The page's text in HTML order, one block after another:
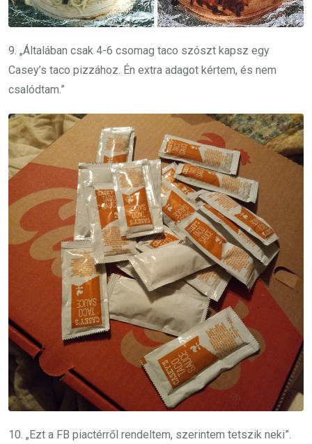
9. „Általában csak 4-6 csomag taco szószt kapsz egy
Casey’s taco pizzához. Én extra adagot kértem, és nem
csalódtam.”
10. „Ezt a FB piactérről rendeltem, szerintem tetszik neki”.